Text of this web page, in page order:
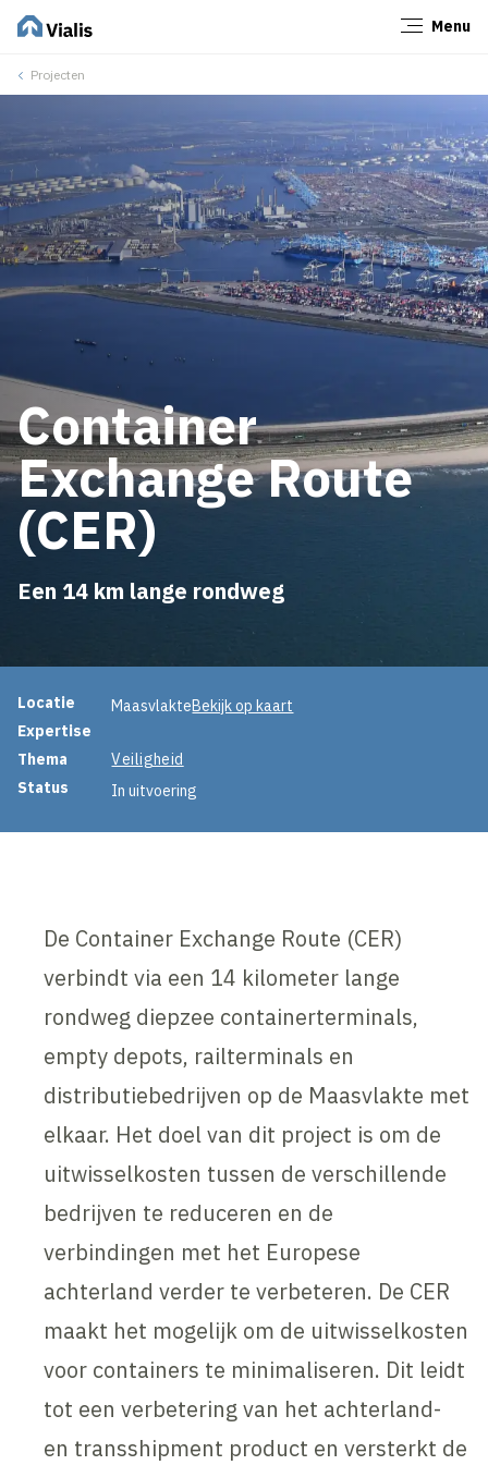
Menu
Projecten
Container
Exchange Route
(CER)
Een 14 km lange rondweg
Projectinformatie
Locatie MaasvlakteBekijk op kaart
Expertise
Thema
Veiligheid
Status
In uitvoering
De Container Exchange Route (CER)
verbindt via een 14 kilometer lange
rondweg diepzee containerterminals,
empty depots, railterminals en
distributiebedrijven op de Maasvlakte met
elkaar. Het doel van dit project is om de
uitwisselkosten tussen de verschillende
bedrijven te reduceren en de
verbindingen met het Europese
achterland verder te verbeteren. De CER
maakt het mogelijk om de uitwisselkosten
voor containers te minimaliseren. Dit leidt
tot een verbetering van het achterland-
en transshipment product en versterkt de
Sluiten